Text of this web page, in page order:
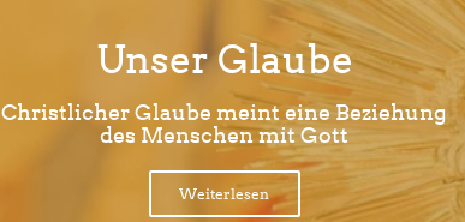
Unser Glaube
Christlicher Glaube meint eine Beziehung
des Menschen mit Gott
Weiterlesen